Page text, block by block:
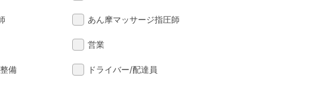
あん摩マッサージ指圧師
営業
備 ドライバー/配達員